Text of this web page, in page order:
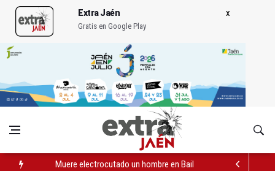
Extra Jaén
Gratis en Google Play
Muere electrocutado un hombre en Bailén en una torre